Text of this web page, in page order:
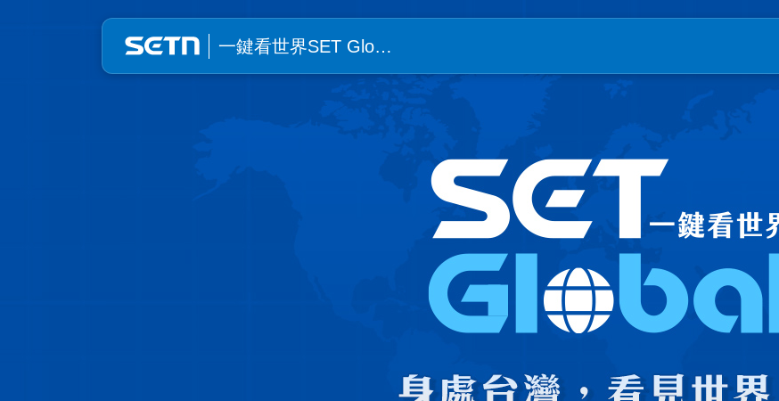
一鍵看世界SET Global | SET三立新聞｜SETN
一鍵看世界SET Glo…